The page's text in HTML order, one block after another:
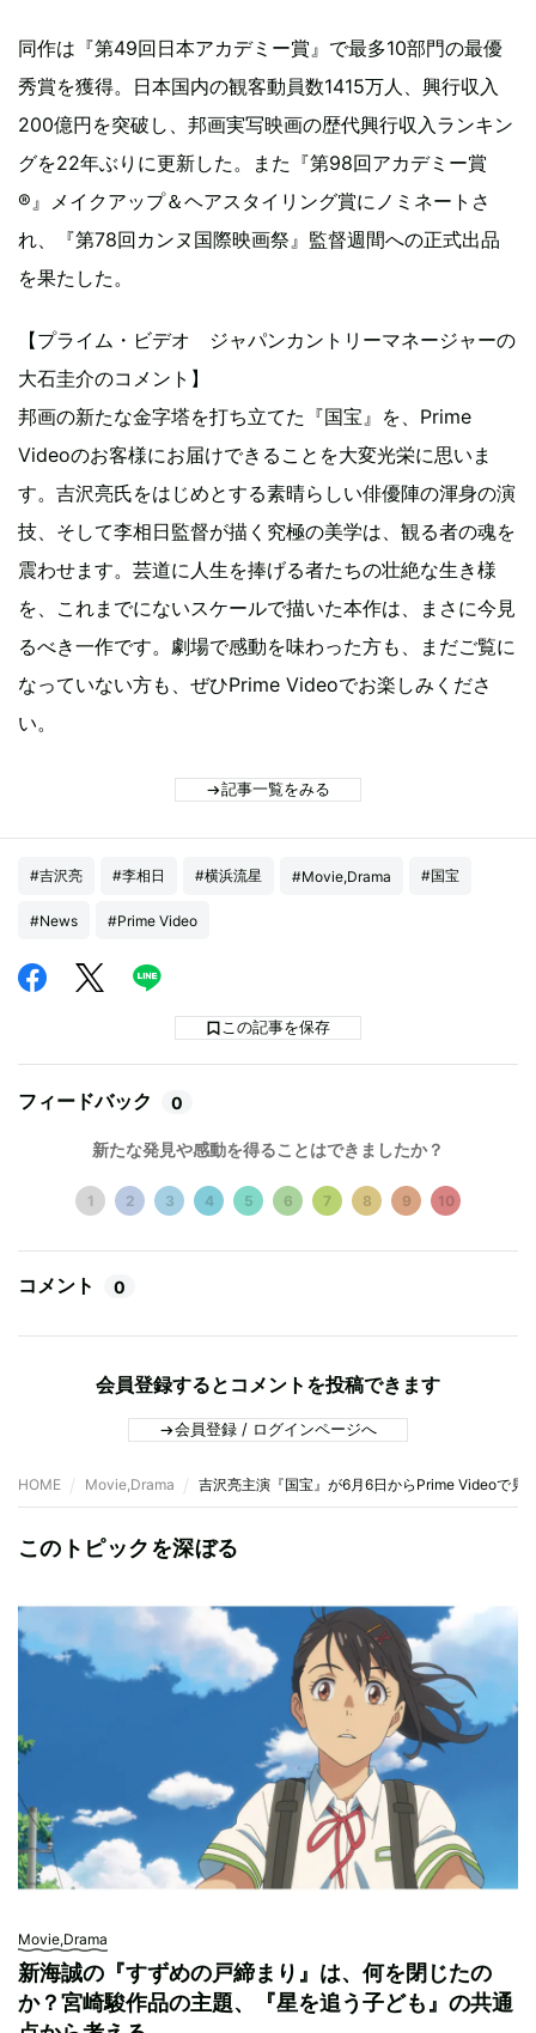
同作は『第49回日本アカデミー賞』で最多10部門の最優
秀賞を獲得。日本国内の観客動員数1415万人、興行収入
200億円を突破し、邦画実写映画の歴代興行収入ランキン
グを22年ぶりに更新した。また『第98回アカデミー賞
®』メイクアップ＆ヘアスタイリング賞にノミネートさ
れ、『第78回カンヌ国際映画祭』監督週間への正式出品
を果たした。
【プライム・ビデオ ジャパンカントリーマネージャーの
大石圭介のコメント】
邦画の新たな金字塔を打ち立てた『国宝』を、Prime
Videoのお客様にお届けできることを大変光栄に思いま
す。吉沢亮氏をはじめとする素晴らしい俳優陣の渾身の演
技、そして李相日監督が描く究極の美学は、観る者の魂を
震わせます。芸道に人生を捧げる者たちの壮絶な生き様
を、これまでにないスケールで描いた本作は、まさに今見
るべき一作です。劇場で感動を味わった方も、まだご覧に
なっていない方も、ぜひPrime Videoでお楽しみくださ
い。
記事一覧をみる
#吉沢亮 #李相日 #横浜流星 #Movie,Drama #国宝
#News #Prime Video
この記事を保存
フィードバック 0
新たな発見や感動を得ることはできましたか？
1 2 3 4 5 6 7 8 9 10
コメント 0
会員登録するとコメントを投稿できます
会員登録 / ログインページへ
HOME Movie,Drama 吉沢亮主演『国宝』が6月6日からPrime Videoで見
このトピックを深ぼる
Movie,Drama
新海誠の『すずめの戸締まり』は、何を閉じたの
か？宮崎駿作品の主題、『星を追う子ども』の共通